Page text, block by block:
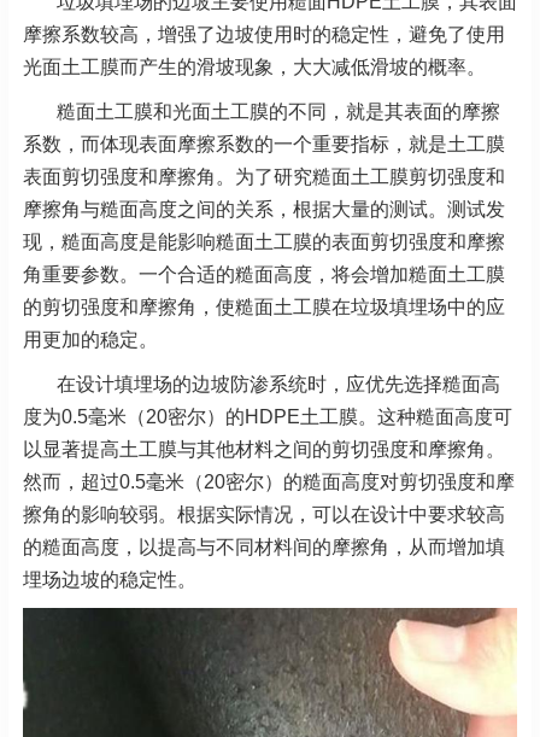
摩擦系数较高，增强了边坡使用时的稳定性，避免了使用
光面土工膜而产生的滑坡现象，大大减低滑坡的概率。
糙面土工膜和光面土工膜的不同，就是其表面的摩擦
系数，而体现表面摩擦系数的一个重要指标，就是土工膜
表面剪切强度和摩擦角。为了研究糙面土工膜剪切强度和
摩擦角与糙面高度之间的关系，根据大量的测试。测试发
现，糙面高度是能影响糙面土工膜的表面剪切强度和摩擦
角重要参数。一个合适的糙面高度，将会增加糙面土工膜
的剪切强度和摩擦角，使糙面土工膜在垃圾填埋场中的应
用更加的稳定。
在设计填埋场的边坡防渗系统时，应优先选择糙面高
度为0.5毫米（20密尔）的HDPE土工膜。这种糙面高度可
以显著提高土工膜与其他材料之间的剪切强度和摩擦角。
然而，超过0.5毫米（20密尔）的糙面高度对剪切强度和摩
擦角的影响较弱。根据实际情况，可以在设计中要求较高
的糙面高度，以提高与不同材料间的摩擦角，从而增加填
埋场边坡的稳定性。